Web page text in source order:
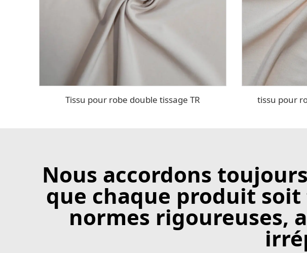
Tissu pour robe double tissage TR tissu pour
Nous accordons
que chaque produit
normes rigoureuses,